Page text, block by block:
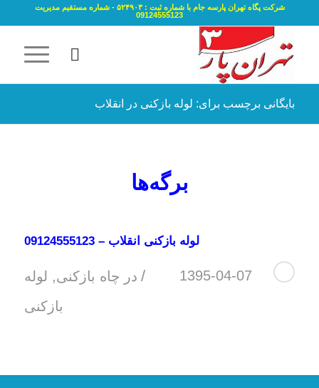
شرکت پگاه تهران پارسه جام با شماره ثبت : ۵۲۴۹۰۳ - شماره مستقیم مدیریت
09124555123
بایگانی برچسب برای: لوله بازکنی در انقلاب
برگه‌ها
لوله بازکنی انقلاب – 09124555123
1395-04-07
/ در چاه بازکنی, لوله
بازکنی